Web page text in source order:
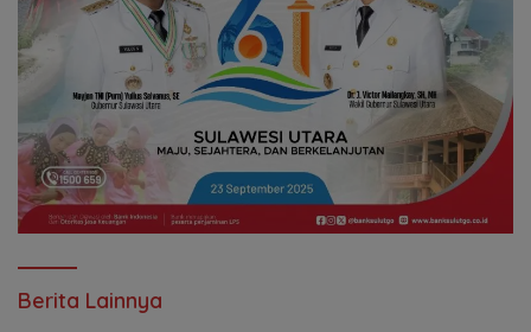
Berita Lainnya